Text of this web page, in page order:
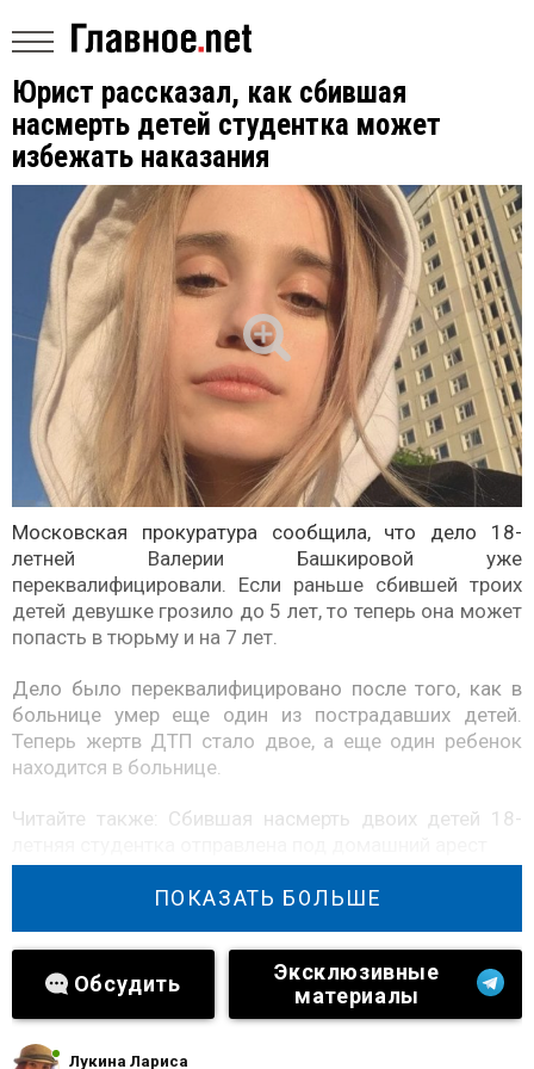
Юрист рассказал, как сбившая
насмерть детей студентка может
избежать наказания
Московская прокуратура сообщила, что дело 18-
летней Валерии Башкировой уже
переквалифицировали. Если раньше сбившей троих
детей девушке грозило до 5 лет, то теперь она может
попасть в тюрьму и на 7 лет.
Дело было переквалифицировано после того, как в
больнице умер еще один из пострадавших детей.
Теперь жертв ДТП стало двое, а еще один ребенок
находится в больнице.
Читайте также: Сбившая насмерть двоих детей 18-
Валерия продолжает находиться под домашним
ее не будут.
Юрист Александр Карабанов рассказал, какие
перспективы ждут 18-летнюю россиянку. Эксперт
отметил, что в таких делах значение имеет все:
ПОКАЗАТЬ БОЛЬШЕ
Обсудить
Эксклюзивные
материалы
Лукина Лариса